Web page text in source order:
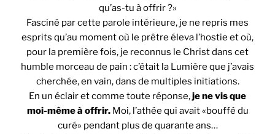
qu’as-tu à offrir ?»
Fasciné par cette parole intérieure, je ne repris mes
esprits qu’au moment où le prêtre éleva l’hostie et où,
pour la première fois, je reconnus le Christ dans cet
humble morceau de pain : c’était la Lumière que j’avais
cherchée, en vain, dans de multiples initiations.
En un éclair et comme toute réponse,je ne vis que
moi-même à offrir.Moi, l’athée qui avait «bouffé du
curé» pendant plus de quarante ans…